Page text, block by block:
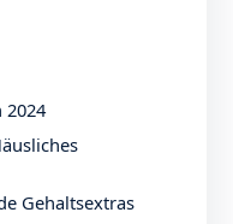
2024
Gehaltsextras